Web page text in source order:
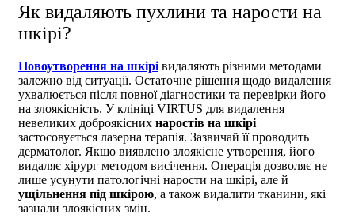
Як видаляють пухлини та нарости на
шкірі?
Новоутворення на шкірівидаляють різними методами
залежно від ситуації. Остаточне рішення щодо видалення
ухвалюється після повної діагностики та перевірки його
на злоякісність. У клініці VIRTUS для видалення
невеликих доброякісних наростів на шкірі
застосовується лазерна терапія. Зазвичай її проводить
дерматолог. Якщо виявлено злоякісне утворення, його
видаляє хірург методом висічення. Операція дозволяє не
лише усунути патологічні нарости на шкірі, але й
ущільнення під шкірою, а також видалити тканини, які
зазнали злоякісних змін.